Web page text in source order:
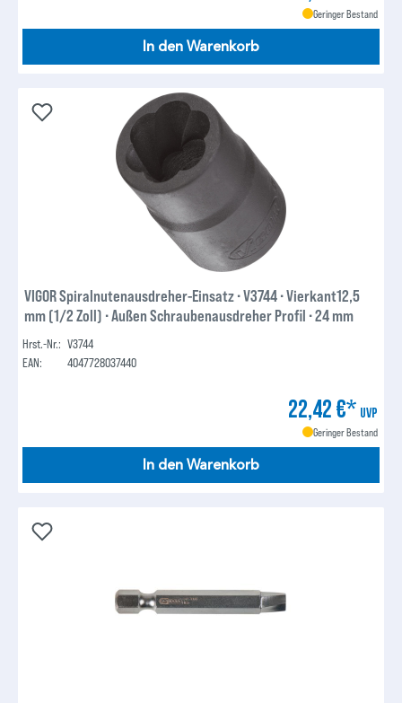
Geringer Bestand
In den Warenkorb
VIGOR Spiralnutenausdreher-Einsatz ∙ V3744 ∙ Vierkant12,5
mm (1/2 Zoll) ∙ Außen Schraubenausdreher Profil ∙ 24 mm
Hrst.-Nr.: V3744
EAN:
4047728037440
22,42 €* UVP
Geringer Bestand
In den Warenkorb